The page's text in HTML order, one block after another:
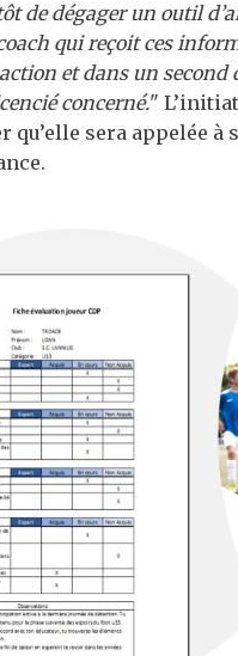
de dégager un outil
qui reçoit ces
et dans un second
concerné."
qu’elle sera appelée